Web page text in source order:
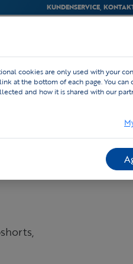
KUNDENSERVICE,
cookies are only used with your
at the bottom of each page. You can
and how it is shared with our